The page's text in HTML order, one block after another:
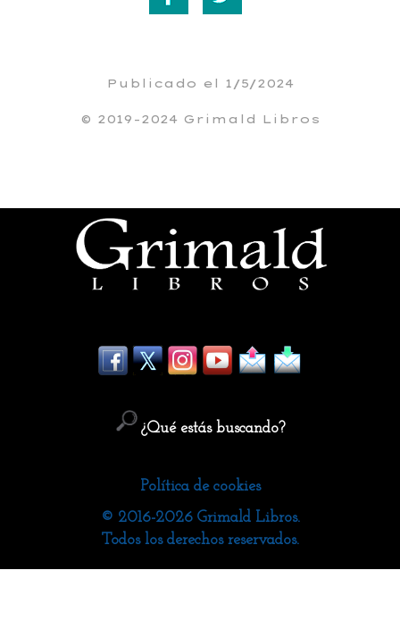
Publicado el 1/5/2024
© 2019-2024 Grimald Libros
¿Qué estás buscando?
Política de cookies
© 2016-2026 Grimald Libros.
Todos los derechos reservados.